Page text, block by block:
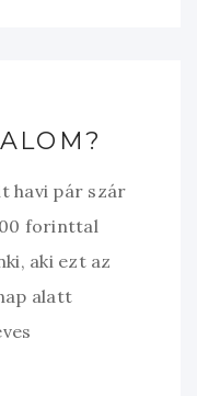
havi pár szár
forinttal
aki ezt az
alatt